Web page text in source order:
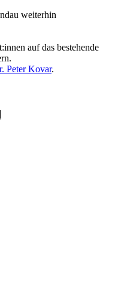
weiterhin
auf das bestehende
Peter Kovar.